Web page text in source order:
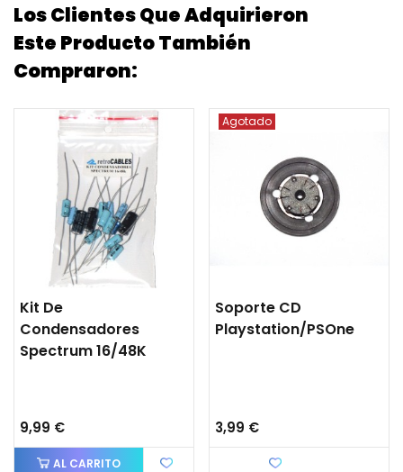
Los Clientes Que Adquirieron
Este Producto También
Compraron:
Kit De
Condensadores
Spectrum 16/48K
9,99 €
AL CARRITO
Agotado
Soporte CD
Playstation/PSOne
3,99 €